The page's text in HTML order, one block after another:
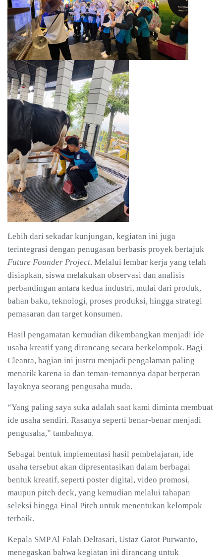
Lebih dari sekadar kunjungan, kegiatan ini juga
terintegrasi dengan penugasan berbasis proyek bertajuk
Future Founder Project. Melalui lembar kerja yang telah
disiapkan, siswa melakukan observasi dan analisis
perbandingan antara kedua industri, mulai dari produk,
bahan baku, teknologi, proses produksi, hingga strategi
pemasaran dan target konsumen.
Hasil pengamatan kemudian dikembangkan menjadi ide
usaha kreatif yang dirancang secara berkelompok. Bagi
Cleanta, bagian ini justru menjadi pengalaman paling
menarik karena ia dan teman-temannya dapat berperan
layaknya seorang pengusaha muda.
“Yang paling saya suka adalah saat kami diminta membuat
ide usaha sendiri. Rasanya seperti benar-benar menjadi
pengusaha,” tambahnya.
Sebagai bentuk implementasi hasil pembelajaran, ide
usaha tersebut akan dipresentasikan dalam berbagai
bentuk kreatif, seperti poster digital, video promosi,
maupun pitch deck, yang kemudian melalui tahapan
seleksi hingga Final Pitch untuk menentukan kelompok
terbaik.
Kepala SMP Al Falah Deltasari, Ustaz Gatot Purwanto,
menegaskan bahwa kegiatan ini dirancang untuk